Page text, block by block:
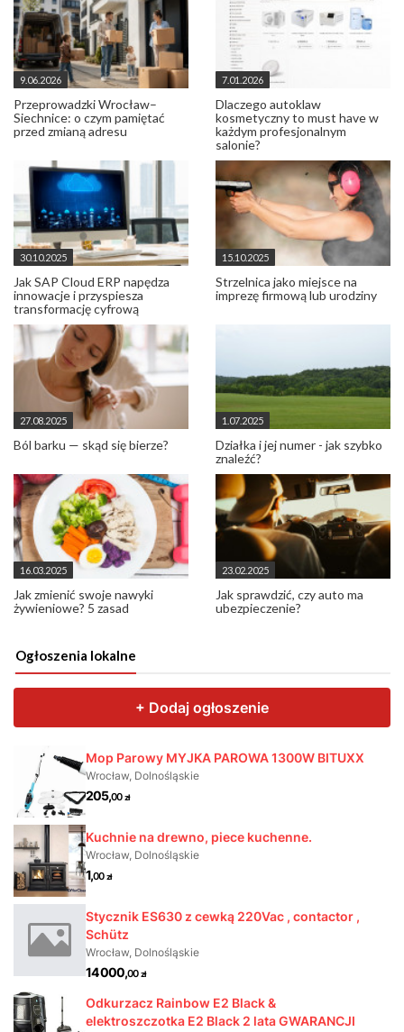
9.06.2026
Przeprowadzki Wrocław–
Siechnice: o czym pamiętać
przed zmianą adresu
7.01.2026
Dlaczego autoklaw
kosmetyczny to must have w
każdym profesjonalnym
salonie?
30.10.2025
Jak SAP Cloud ERP napędza
innowacje i przyspiesza
transformację cyfrową
15.10.2025
Strzelnica jako miejsce na
imprezę firmową lub urodziny
27.08.2025
Ból barku — skąd się bierze?
1.07.2025
Działka i jej numer - jak szybko
znaleźć?
16.03.2025
Jak zmienić swoje nawyki
żywieniowe? 5 zasad
23.02.2025
Jak sprawdzić, czy auto ma
ubezpieczenie?
Ogłoszenia lokalne